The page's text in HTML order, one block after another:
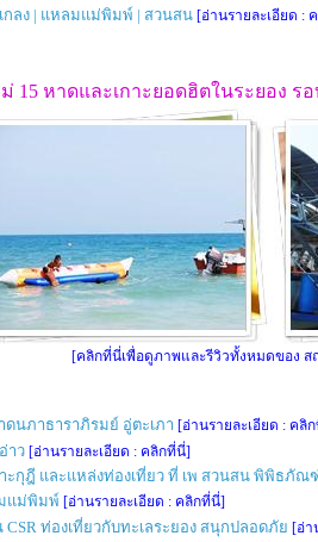
กลง | แหลมแม่พิมพ์ | สวนสน [อ่านรายละเอียด :
15 หาดและเกาะยอดฮิตในระยอง ร
[คลิกที่นี่เพื่อดูภาพและรีวิวทั้งหมดของ ส
นภาธาราภิรมย์ อู่ตะเภา [อ่านรายละเอียด : คลิ
าว [อ่านรายละเอียด : คลิกที่นี่]
ะกุฎี และแหล่งท่องเที่ยว ที่ เพ สวนสน พิพิธภัณฑ์
มแม่พิมพ์ [อ่านรายละเอียด : คลิกที่นี่]
ท่องเที่ยวกับทะเลระยอง สนุกปลอดภัย [อ่า